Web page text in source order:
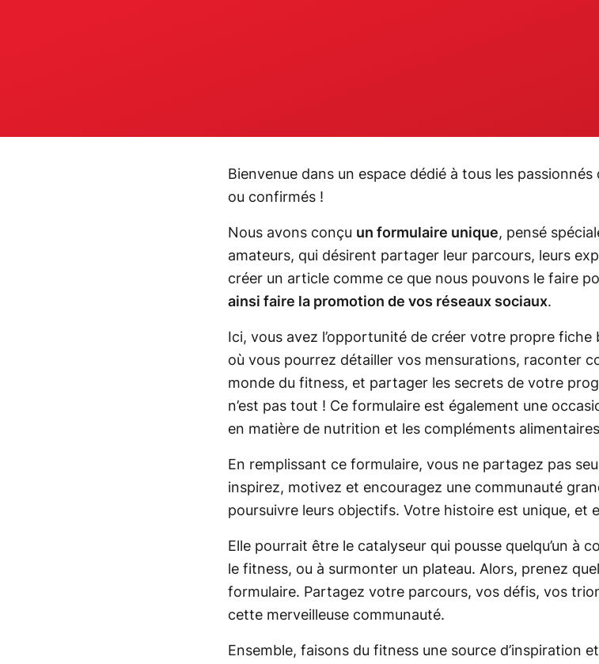
Bienvenue dans un espace dédié à tous les
ou confirmés !
Nous avons conçu un formulaire unique, pensé
amateurs, qui désirent partager leur parcours, leurs
créer un article comme ce que nous pouvons le faire
ainsi faire la promotion de vos réseaux sociaux.
Ici, vous avez l’opportunité de créer votre propre
où vous pourrez détailler vos mensurations, raconter
monde du fitness, et partager les secrets de votre
n’est pas tout ! Ce formulaire est également une
en matière de nutrition et les compléments
En remplissant ce formulaire, vous ne partagez pas
inspirez, motivez et encouragez une communauté
poursuivre leurs objectifs. Votre histoire est unique, et
Elle pourrait être le catalyseur qui pousse quelqu’un à
le fitness, ou à surmonter un plateau. Alors, prenez
formulaire. Partagez votre parcours, vos défis, vos
cette merveilleuse communauté.
Ensemble, faisons du fitness une source d’inspiration